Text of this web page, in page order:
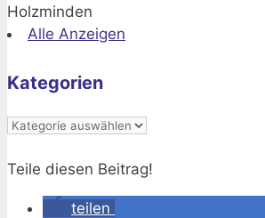
Holzminden
Alle Anzeigen
Kategorien
Kategorien
Teile diesen Beitrag!
teilen